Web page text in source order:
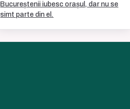
Bucureștenii iubesc orașul, dar nu se
simt parte din el.